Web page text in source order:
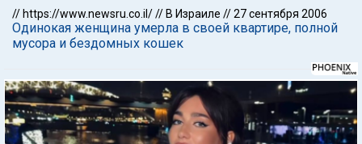
// https://www.newsru.co.il/// В Израиле //27 сентября 2006
Одинокая женщина умерла в своей квартире, полной
мусора и бездомных кошек